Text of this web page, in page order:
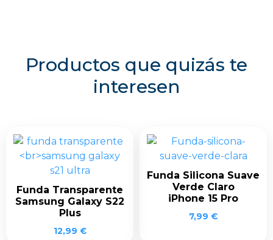
Productos que quizás te
interesen
Funda Transparente
Samsung Galaxy S22
Plus
12,99 €
Funda Silicona Suave
Verde Claro
iPhone 15 Pro
7,99 €